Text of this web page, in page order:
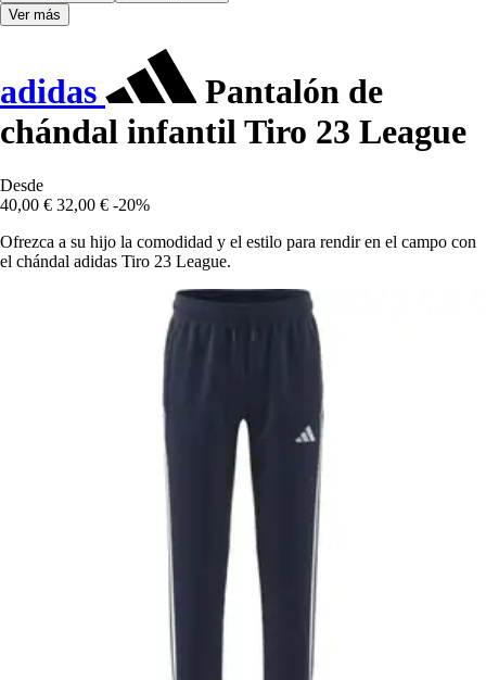
Ver más
adidas
Pantalón de
chándal infantil Tiro 23 League
Desde
40,00 € 32,00 € -20%
Ofrezca a su hijo la comodidad y el estilo para rendir en el campo con
el chándal adidas Tiro 23 League.